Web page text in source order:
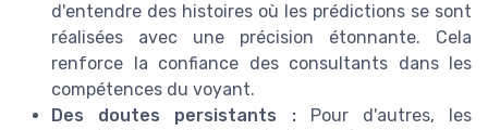
d'entendre des histoires où les prédictions se sont
réalisées avec une précision étonnante. Cela
renforce la confiance des consultants dans les
compétences du voyant.
Des doutes persistants :Pour d'autres, les